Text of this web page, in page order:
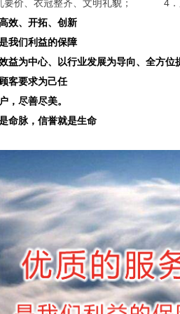
要价、衣冠整齐、文明礼貌； 4．
效、开拓、创新
我们利益的保障
益为中心、以行业发展为导向、全方位
客要求为己任
，尽善尽美。
命脉，信誉就是生命